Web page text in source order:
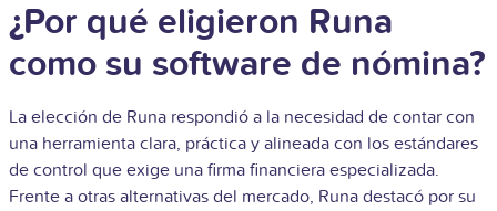
¿Por qué eligieron Runa
como su software de nómina?
La elección de Runa respondió a la necesidad de contar con
una herramienta clara, práctica y alineada con los estándares
de control que exige una firma financiera especializada.
Frente a otras alternativas del mercado, Runa destacó por su